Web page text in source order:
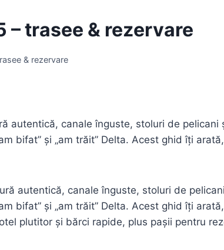
trasee & rezervare
& rezervare
autentică, canale înguste, stoluri de pelicani
bifat” și „am trăit” Delta. Acest ghid îți
autentică, canale înguste, stoluri de
bifat” și „am trăit” Delta. Acest ghid îți
plutitor și bărci rapide, plus pașii pentru